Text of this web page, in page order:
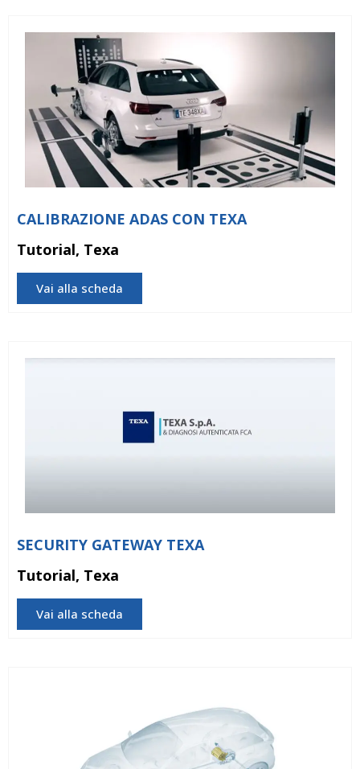
CALIBRAZIONE ADAS CON TEXA
Tutorial, Texa
Vai alla scheda
SECURITY GATEWAY TEXA
Tutorial, Texa
Vai alla scheda